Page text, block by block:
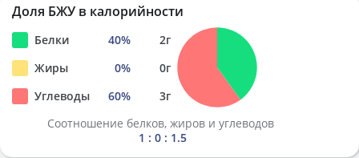
Доля БЖУ в калорийности
Белки 40% 2г
Жиры
0% 0г
Углеводы
60% 3г
Соотношение белков, жиров и углеводов
1 : 0 : 1.5